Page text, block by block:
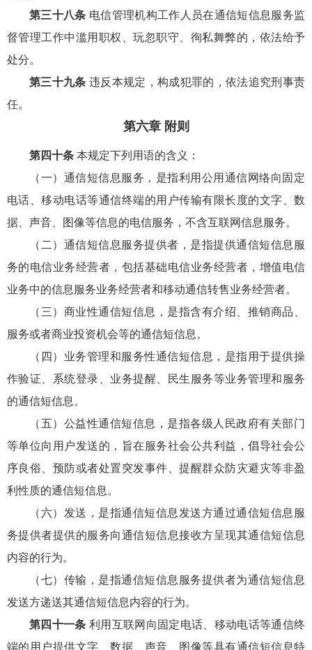
第三十八条 电信管理机构工作人员在通信短信息服务监
督管理工作中滥用职权、玩忽职守、徇私舞弊的，依法给予
处分。
第三十九条 违反本规定，构成犯罪的，依法追究刑事责
任。
第六章 附则
第四十条 本规定下列用语的含义：
（一）通信短信息服务，是指利用公用通信网络向固定
电话、移动电话等通信终端的用户传输有限长度的文字、数
据、声音、图像等信息的电信服务，不含互联网信息服务。
（二）通信短信息服务提供者，是指提供通信短信息服
务的电信业务经营者，包括基础电信业务经营者，增值电信
业务中的信息服务业务经营者和移动通信转售业务经营者。
（三）商业性通信短信息，是指含有介绍、推销商品、
服务或者商业投资机会等的通信短信息。
（四）业务管理和服务性通信短信息，是指用于提供操
作验证、系统登录、业务提醒、民生服务等业务管理和服务
的通信短信息。
（五）公益性通信短信息，是指各级人民政府有关部门
等单位向用户发送的，旨在服务社会公共利益，倡导社会公
序良俗、预防或者处置突发事件、提醒群众防灾避灾等非盈
利性质的通信短信息。
（六）发送，是指通信短信息发送方通过通信短信息服
务提供者提供的服务向通信短信息接收方呈现其通信短信息
内容的行为。
（七）传输，是指通信短信息服务提供者为通信短信息
发送方递送其通信短信息内容的行为。
第四十一条 利用互联网向固定电话、移动电话等通信终
端的用户提供文字、数据、声音、图像等具有通信短信息特